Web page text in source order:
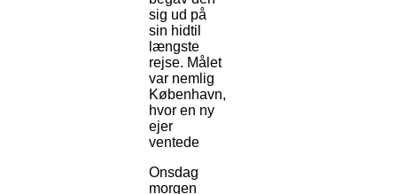
sig ud på
sin hidtil
længste
rejse. Målet
var nemlig
København,
hvor en ny
ejer
ventede
Onsdag
morgen